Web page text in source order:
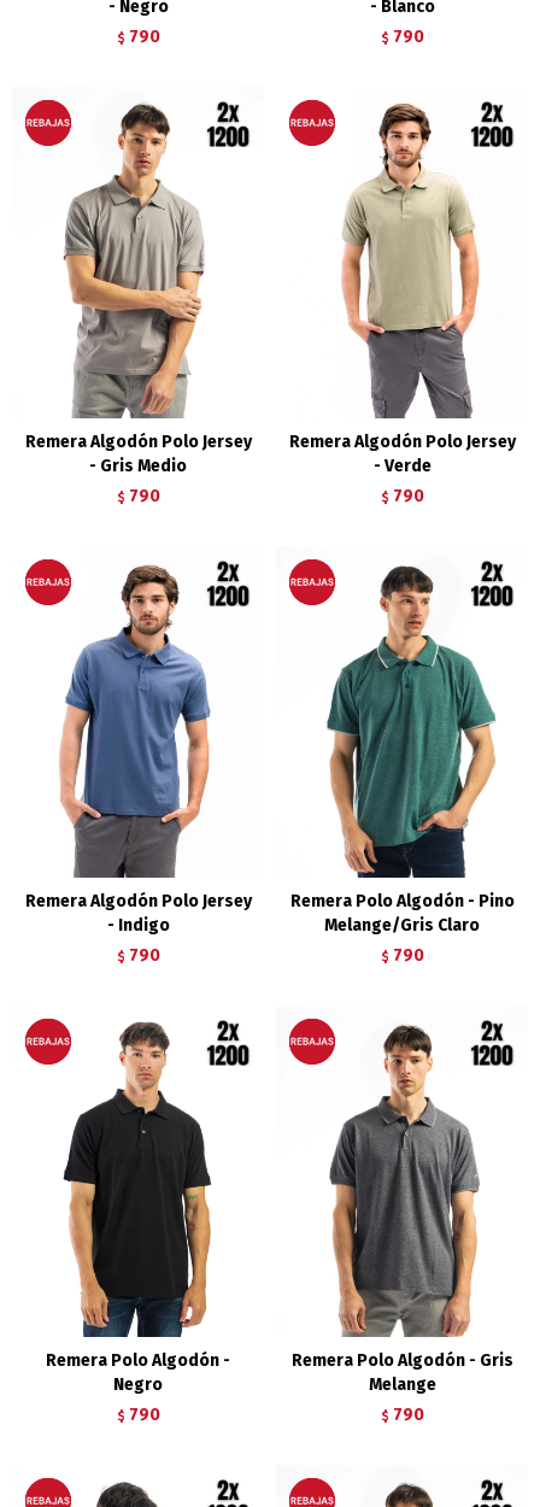
- Negro
$ 790
- Blanco
$ 790
Remera Algodón Polo Jersey
- Gris Medio
$ 790
Remera Algodón Polo Jersey
- Verde
$ 790
Remera Algodón Polo Jersey
- Indigo
$ 790
Remera Polo Algodón - Pino
Melange/Gris Claro
$ 790
Remera Polo Algodón -
Negro
$ 790
Remera Polo Algodón - Gris
Melange
$ 790